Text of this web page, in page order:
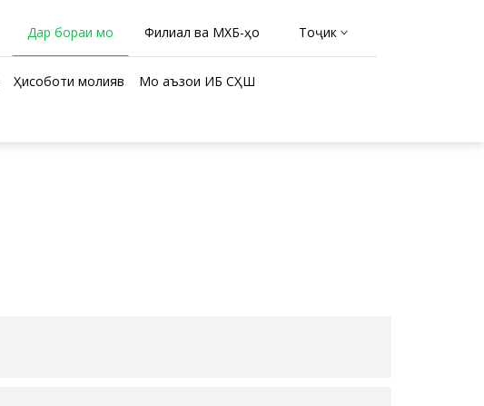
Дар бораи мо Филиал ва МХБ-ҳо Тоҷикӣ
Ҳисоботи молиявӣ
Мо аъзои ИБ СҲШ